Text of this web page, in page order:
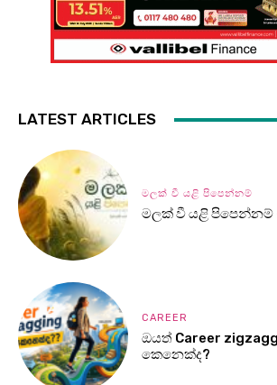
LATEST ARTICLES
මලක් වී යළි පිපෙන්නම්
මලක් වී යළි පිපෙන්නම්
CAREER
ඔයත් Career
කෙනෙක්ද?